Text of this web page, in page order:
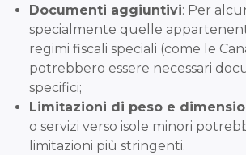
Documenti aggiuntivi: Per
specialmente quelle
regimi fiscali speciali (come le
potrebbero essere necessari
specifici;
Limitazioni di peso e
o servizi verso isole minori
limitazioni più stringenti.